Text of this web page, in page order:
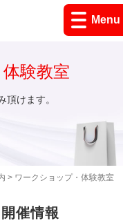
Menu
> ワークショップ・体験教室
験教室
頂けます。
催情報